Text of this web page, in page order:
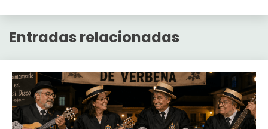
Entradas relacionadas